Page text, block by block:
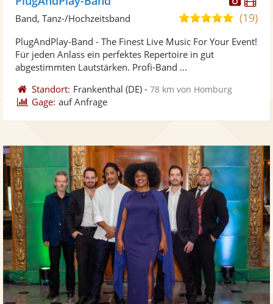
Fotos
5,0
5
(19)
Band, Tanz-/Hochzeitsband
PlugAndPlay-Band - The Finest Live Music For Your Event!
Für jeden Anlass ein perfektes Repertoire in gut
abgestimmten Lautstärken. Profi-Band ...
Standort: Frankenthal (DE) -78 km von Homburg
Gage: auf Anfrage